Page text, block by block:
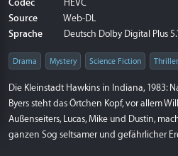
Codec
HEVC
Source
Web-DL
Sprache
Deutsch Dolby Digital Plus
Drama Mystery Science Fiction Thriller
Die Kleinstadt Hawkins in Indiana, 1983:
Byers steht das Örtchen Kopf, vor allem
Außenseiters, Lucas, Mike und Dustin,
ganzen Sog seltsamer und gefährlicher